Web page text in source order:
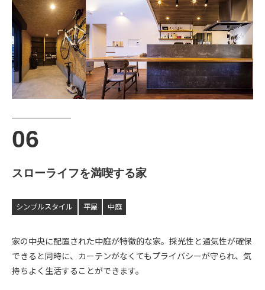
スローライフを満喫する家
シンプルスタイル 平屋 中庭
家の中央に配置された中庭が特徴的な家。採光性と通気性が確保
できると同時に、カーテンがなくてもプライバシーが守られ、気
持ちよく生活することができます。